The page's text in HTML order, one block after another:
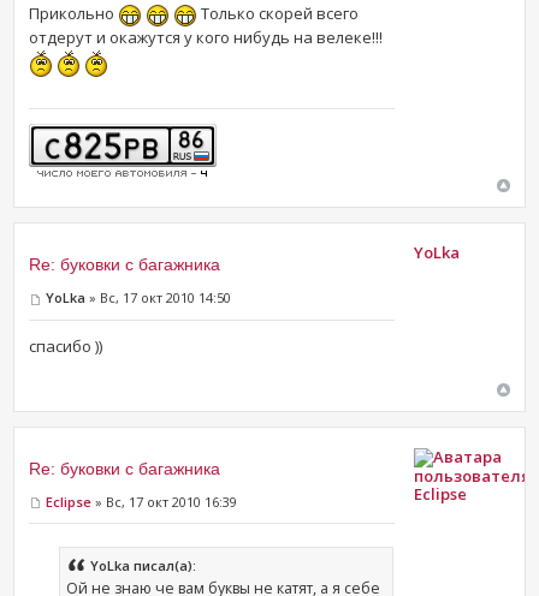
Прикольно
Только скорей всего
отдерут и окажутся у кого нибудь на велеке!!!
Re: буковки с багажника
YoLka » Вс, 17 окт 2010 14:50
спасибо ))
YoLka
Re: буковки с багажника
Eclipse » Вс, 17 окт 2010 16:39
YoLka писал(а):
Ой не знаю че вам буквы не катят, а я себе
Eclipse